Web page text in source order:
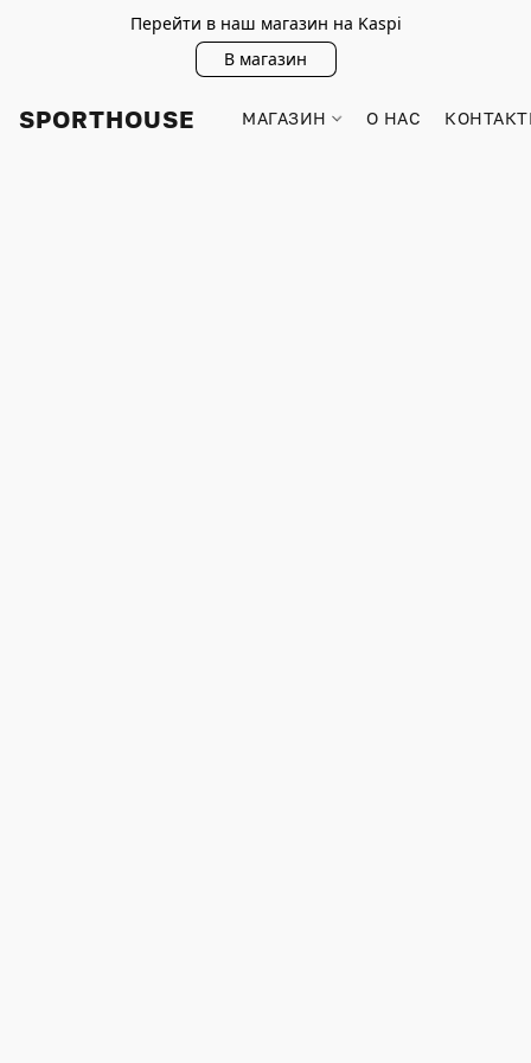
Перейти в наш магазин на Kaspi
В магазин
SPORTHOUSE МАГАЗИН О НАС